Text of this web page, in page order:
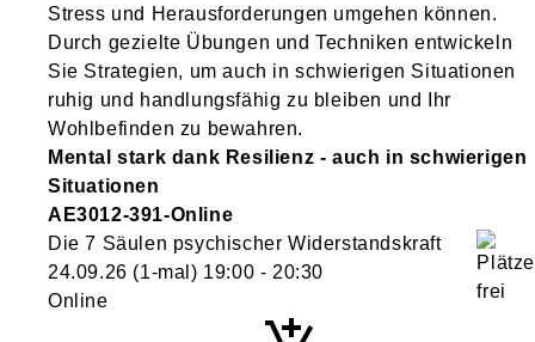
Stress und Herausforderungen umgehen können.
Durch gezielte Übungen und Techniken entwickeln
Sie Strategien, um auch in schwierigen Situationen
ruhig und handlungsfähig zu bleiben und Ihr
Wohlbefinden zu bewahren.
Mental stark dank Resilienz - auch in schwierigen
Situationen
AE3012-391-Online
Die 7 Säulen psychischer Widerstandskraft
24.09.26 (1-mal) 19:00 - 20:30
Online